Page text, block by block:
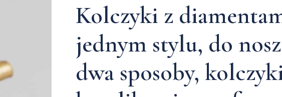
Kolczyki z
jednym stylu, do
dwa sposoby,